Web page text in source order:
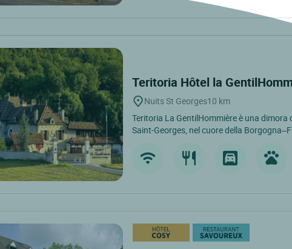
Teritoria Hôtel la
Nuits St Georges10 km
Teritoria La GentilHommière è una
Saint-Georges, nel cuore della